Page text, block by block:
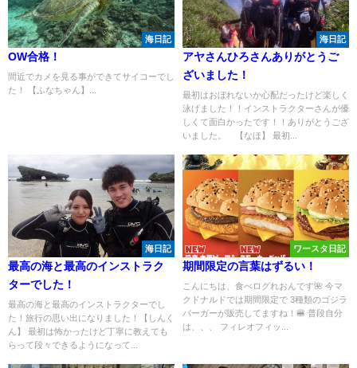
海日記
OW合格！
間近でカメを見る事ができてサイコーでし
た！ 【ふなちゃん】...
海日記
アヤさんひろさんありがとうご
ざいました！
最初はおぼれないか心配だったけど楽しく
泳げました！！インストラクターさんが優
しくて面白かったです！！ありがとうござ
いました。 【なほ】 最初...
海日記
最高の海と最高のインストラク
ターでした！
最高の海と最高のインストラクターでし
た！旅行の思い出になりました！【しんく
ん】 最初は怖かったけど丁寧に教えても
らって段々できるようになって...
ワースタ日記
期間限定の言葉はずるい！
こんにちは、食べログれおんです🌺 今マ
クドナルドでは期間限定で 3種類のゴジラ
バーガーが販売してますね！🍔 普段自分
は、、、 フィレオフィッ...